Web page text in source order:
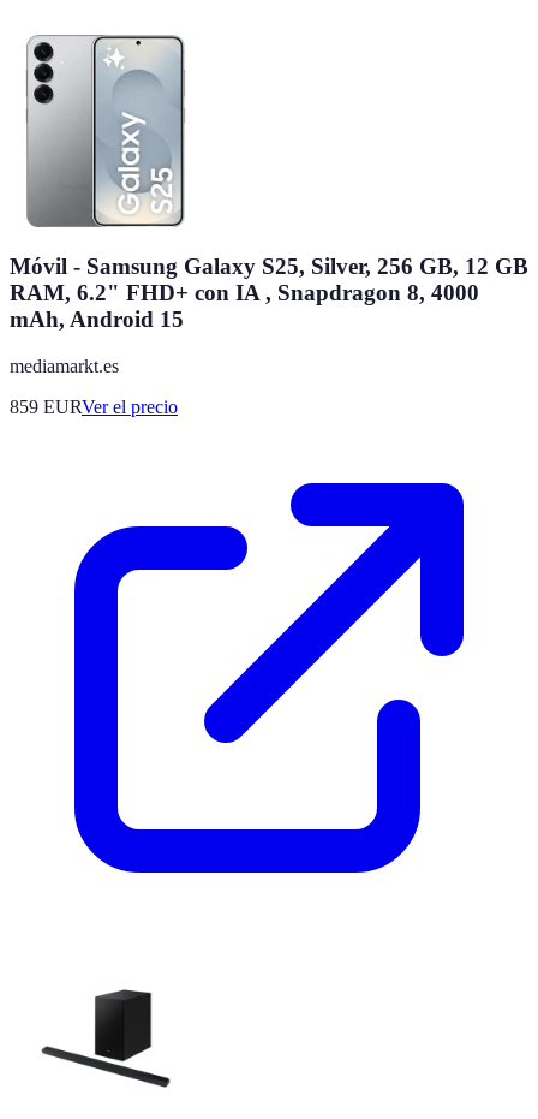
Móvil - Samsung Galaxy S25, Silver, 256 GB, 12 GB
RAM, 6.2" FHD+ con IA , Snapdragon 8, 4000
mAh, Android 15
mediamarkt.es
859 EURVer el precio